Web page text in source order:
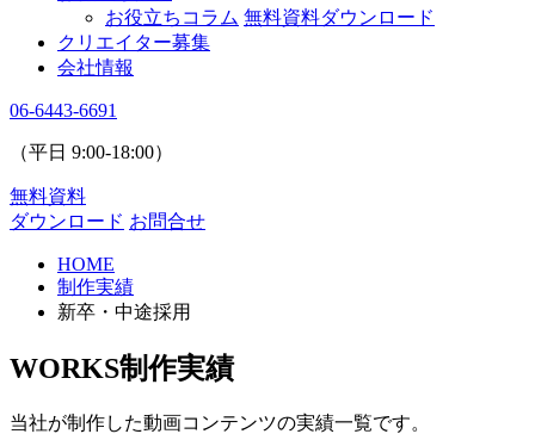
お役立ちコラム 無料資料ダウンロード
クリエイター募集
会社情報
06-6443-6691
（平日 9:00-18:00）
無料資料
ダウンロード お問合せ
HOME
制作実績
新卒・中途採用
WORKS制作実績
当社が制作した動画コンテンツの実績一覧です。